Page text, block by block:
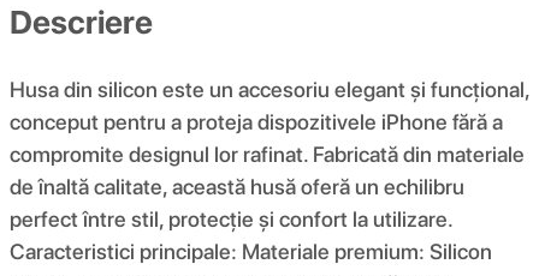
Descriere
Husa din silicon este un accesoriu elegant și funcțional,
conceput pentru a proteja dispozitivele iPhone fără a
compromite designul lor rafinat. Fabricată din materiale
de înaltă calitate, această husă oferă un echilibru
perfect între stil, protecție și confort la utilizare.
Caracteristici principale: Materiale premium: Silicon